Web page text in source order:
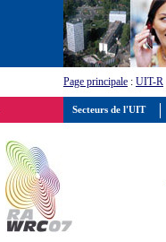
Page principale : UIT-R
Secteurs de l'UIT